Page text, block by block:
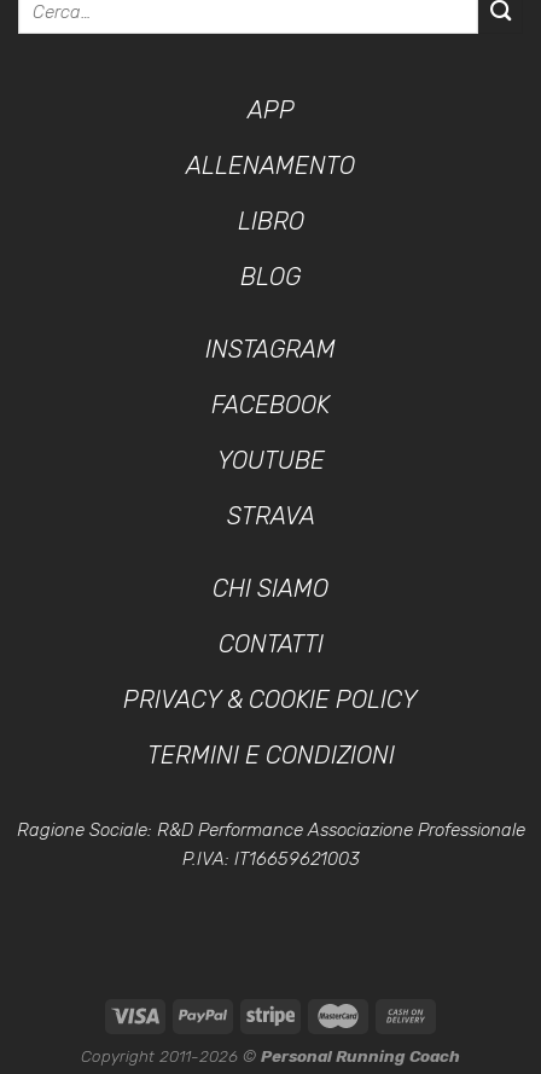
APP
ALLENAMENTO
LIBRO
BLOG
INSTAGRAM
FACEBOOK
YOUTUBE
STRAVA
CHI SIAMO
CONTATTI
PRIVACY & COOKIE POLICY
TERMINI E CONDIZIONI
Ragione Sociale: R&D Performance Associazione Professionale
P.IVA: IT16659621003
Copyright 2011-2026 © Personal Running Coach